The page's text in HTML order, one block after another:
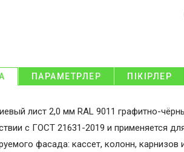
ПАРАМЕТРЛЕР ПІКІРЛЕР
лист 2,0 мм RAL 9011 графитно-
с ГОСТ 21631-2019 и применяется
фасада: кассет, колонн,